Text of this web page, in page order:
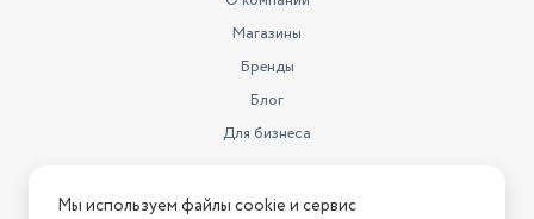
Магазины
Бренды
Блог
Для бизнеса
Информация
Мы используем файлы cookie и сервис